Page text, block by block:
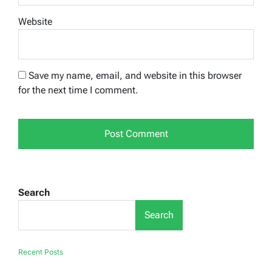
Website
Save my name, email, and website in this browser
for the next time I comment.
Search
Search
Recent Posts